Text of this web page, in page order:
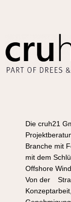
Die cruh21
Branche mit
mit dem
Offshore
Von der